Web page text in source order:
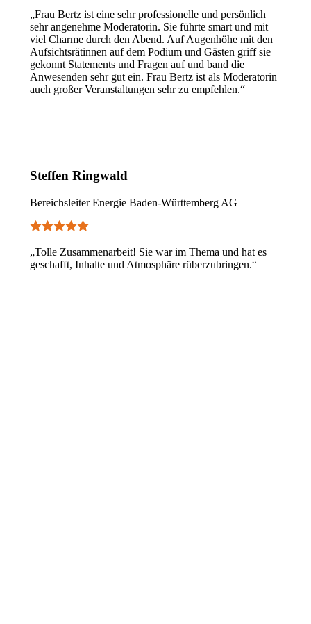
„Frau Bertz ist eine sehr professionelle und persönlich
sehr angenehme Moderatorin. Sie führte smart und mit
viel Charme durch den Abend. Auf Augenhöhe mit den
Aufsichtsrätinnen auf dem Podium und Gästen griff sie
gekonnt Statements und Fragen auf und band die
Anwesenden sehr gut ein. Frau Bertz ist als Moderatorin
auch großer Veranstaltungen sehr zu empfehlen.“
Steffen Ringwald
Bereichsleiter Energie Baden-Württemberg AG
„Tolle Zusammenarbeit! Sie war im Thema und hat es
geschafft, Inhalte und Atmosphäre rüberzubringen.“